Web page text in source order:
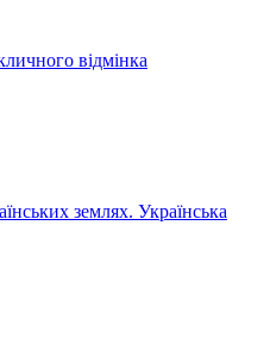
відмінка
землях. Українська